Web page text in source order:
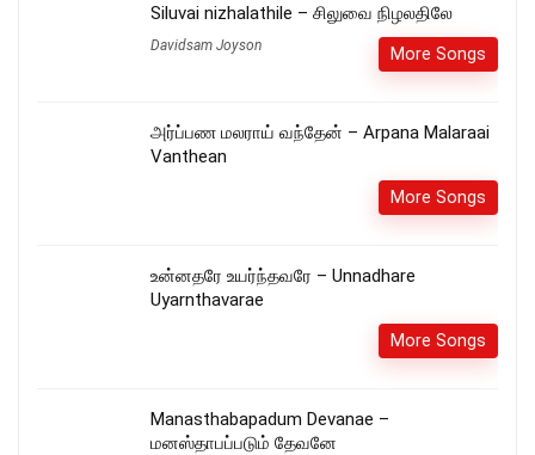
Siluvai nizhalathile – சிலுவை நிழலதிலே
Davidsam Joyson More Songs
அர்ப்பண மலராய் வந்தேன் – Arpana Malaraai
Vanthean
More Songs
உன்னதரே உயர்ந்தவரே – Unnadhare
Uyarnthavarae
More Songs
Manasthabapadum Devanae –
மனஸ்தாபப்படும் தேவனே